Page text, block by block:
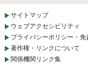
サイトマップ
ウェブアクセシビリティ
プライバシーポリシー・免
著作権・リンクについて
関係機関リンク集